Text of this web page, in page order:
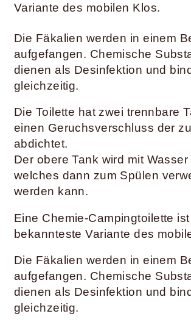
Variante des mobilen Klos.
Die Fäkalien werden in einem
aufgefangen. Chemische
dienen als Desinfektion und
gleichzeitig.
Die Toilette hat zwei trennbare
einen Geruchsverschluss der
abdichtet.
Der obere Tank wird mit Wasser
welches dann zum Spülen
werden kann.
Eine Chemie-Campingtoilette
bekannteste Variante des
Die Fäkalien werden in einem
aufgefangen. Chemische
dienen als Desinfektion und
gleichzeitig.